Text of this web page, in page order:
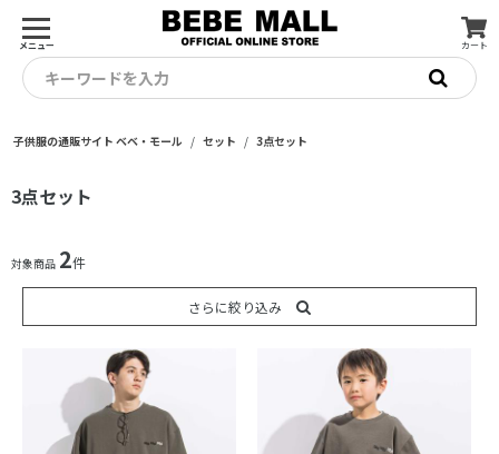
メニュー カート
キーワードを入力
子供服の通販サイト ベベ・モール セット 3点セット
3点セット
対象商品 2件
さらに絞り込み